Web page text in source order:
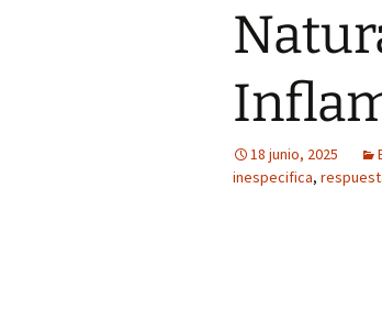
18 junio, 2025
inespecifica,